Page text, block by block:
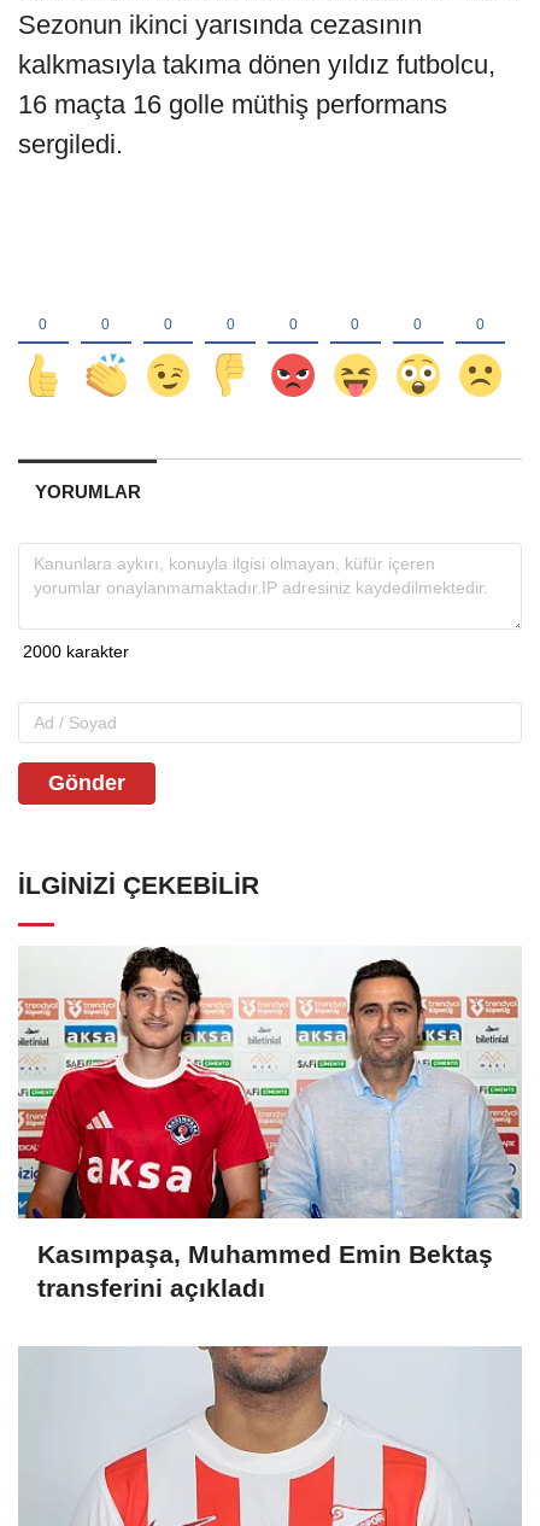
Sezonun ikinci yarısında cezasının
kalkmasıyla takıma dönen yıldız futbolcu,
16 maçta 16 golle müthiş performans
sergiledi.
YORUMLAR
Gönder
İLGINIZI ÇEKEBILIR
Kasımpaşa, Muhammed Emin Bektaş
transferini açıkladı